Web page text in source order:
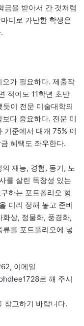
금을 받아서 간 것처럼
디로 가난한 학생은
가 필요하다. 제출작
적어도 11학년 초반
이 전문 미술대학의
다 중요하다. 전문 미
기준에서 대개 75% 이
혜택도 좌우한다.
재능, 경험, 동기, 노
를 살린 독창성 있는
하는 포트폴리오 형
미리 정해 놓고 준비
상, 정물화, 풍경화,
를 포트폴리오에 넣
이메일
로 해 주시
고하기 바랍니다.